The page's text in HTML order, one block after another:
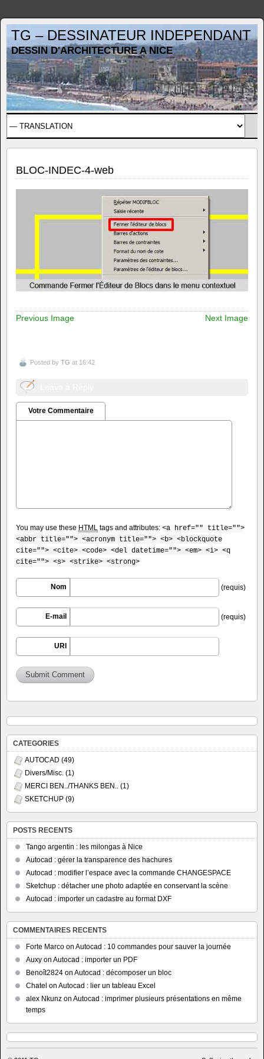
TG – DESSINATEUR INDEPENDANT
DESSIN D'ARCHITECTURE A NICE
BLOC-INDEC-4-web
Previous Image Next Image
Posted by TG at 16:42
Votre Commentaire
You may use these HTML tags and attributes: <a href="" title="">
<abbr title=""> <acronym title=""> <b> <blockquote
cite=""> <cite> <code> <del datetime=""> <em> <i> <q
cite=""> <s> <strike> <strong>
Nom (requis)
E-mail (requis)
URI
CATEGORIES
AUTOCAD (49)
Divers/Misc. (1)
MERCI BEN../THANKS BEN.. (1)
SKETCHUP (9)
POSTS RECENTS
Tango argentin : les milongas à Nice
Autocad : gérer la transparence des hachures
Autocad : modifier l’espace avec la commande CHANGESPACE
Sketchup : détacher une photo adaptée en conservant la scène
Autocad : importer un cadastre au format DXF
COMMENTAIRES RECENTS
Forte Marco on Autocad : 10 commandes pour sauver la journée
Auxy on Autocad : importer un PDF
Benoît2824 on Autocad : décomposer un bloc
Chatel on Autocad : lier un tableau Excel
alex Nkunz on Autocad : imprimer plusieurs présentations en même
temps